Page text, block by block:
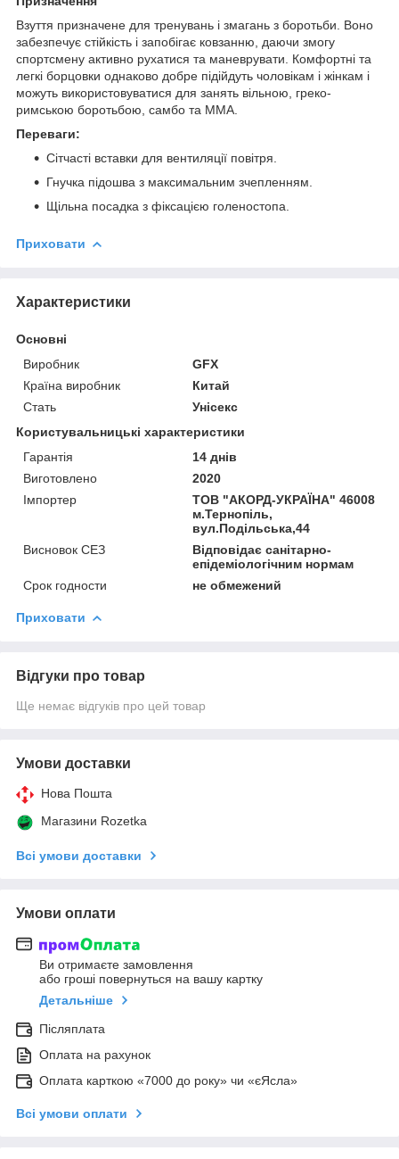
Взуття призначене для тренувань і змагань з боротьби. Воно
забезпечує стійкість і запобігає ковзанню, даючи змогу
спортсмену активно рухатися та маневрувати. Комфортні та
легкі борцовки однаково добре підійдуть чоловікам і жінкам і
можуть використовуватися для занять вільною, греко-
римською боротьбою, самбо та ММА.
Переваги:
Сітчасті вставки для вентиляції повітря.
Гнучка підошва з максимальним зчепленням.
Щільна посадка з фіксацією голеностопа.
Приховати
Характеристики
Основні
Виробник
GFX
Країна виробник
Китай
Стать
Унісекс
Користувальницькі характеристики
Гарантія
14 днів
Виготовлено
2020
Імпортер
ТОВ "АКОРД-УКРАЇНА" 46008
м.Тернопіль,
вул.Подільська,44
Висновок СЕЗ
Відповідає санітарно-
епідеміологічним нормам
Срок годности
не обмежений
Приховати
Відгуки про товар
Ще немає відгуків про цей товар
Умови доставки
Нова Пошта
Магазини Rozetka
Всі умови доставки
Умови оплати
Ви отримаєте замовлення
або гроші повернуться на вашу картку
Детальніше
Післяплата
Оплата на рахунок
Оплата карткою «7000 до року» чи «єЯсла»
Всі умови оплати